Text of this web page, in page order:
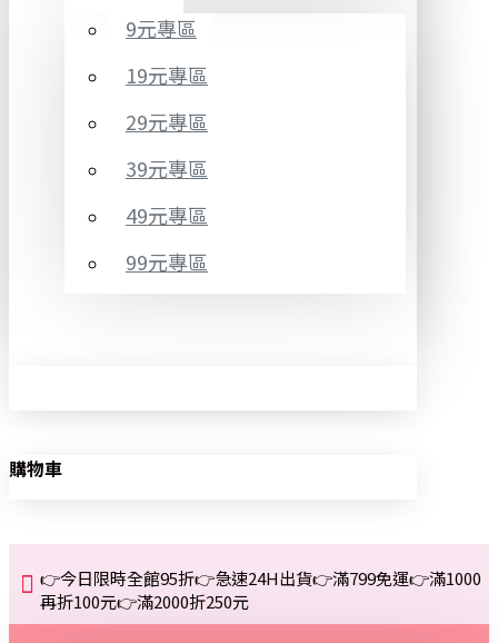
9元專區
19元專區
29元專區
39元專區
49元專區
99元專區
購物車
👉今日限時全館95折👉急速24H出貨👉滿799免運👉滿1000
再折100元👉滿2000折250元